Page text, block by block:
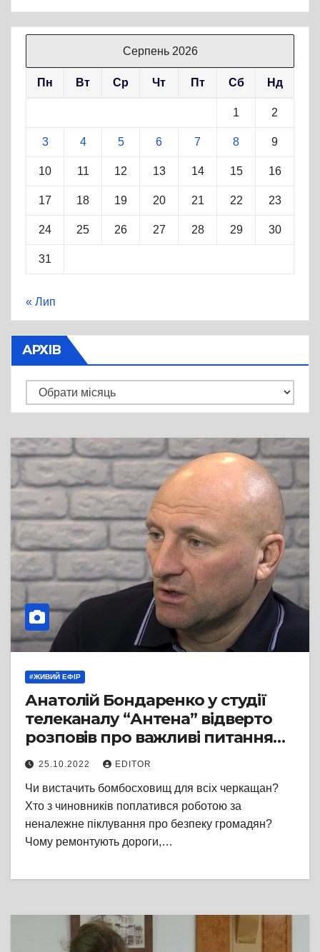
Серпень 2026
Пн Вт Ср Чт Пт Сб Нд
1 2
3 4 5 6 7 8 9
10 11 12 13 14 15 16
17 18 19 20 21 22 23
24 25 26 27 28 29 30
31
« Лип
АРХІВ
Архів
#ЖИВИЙ ЕФІР
Анатолій Бондаренко у студії
телеканалу “Антена” відверто
розповів про важливі питання
сьогодення Черкас
25.10.2022 EDITOR
Чи вистачить бомбосховищ для всіх черкащан?
Хто з чиновників поплатився роботою за
неналежне піклування про безпеку громадян?
Чому ремонтують дороги,…